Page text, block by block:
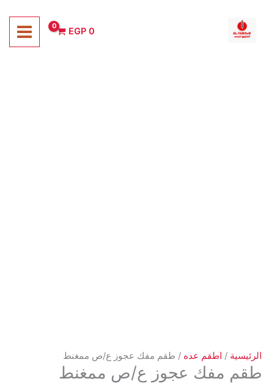
المحتوى
0
EGP
الرئيسية / اطقم عده / طقم مفك عجوز ع/ص ممغنط
طقم مفك عجوز ع/ص ممغنط